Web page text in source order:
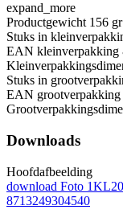
expand_more
Productgewicht 156 gr
Stuks in
EAN kleinverpakking
Stuks in
EAN grootverpakking
Downloads
Hoofdafbeelding
download Foto
8713249304540